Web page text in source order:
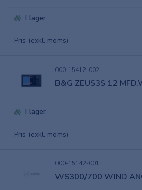
I lager
Pris (exkl. moms)
000-15412-002
B&G ZEUS3S 12
I lager
Pris (exkl. moms)
000-15142-001
WS300/700 WIND